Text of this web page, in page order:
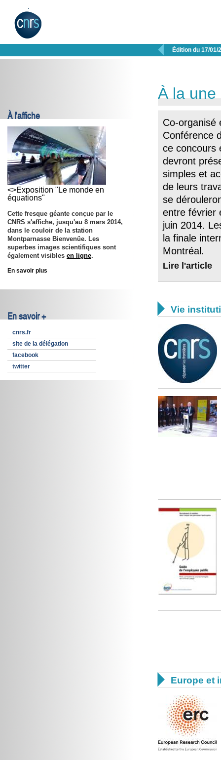
 Édition du 17/01/
À l'affiche
<>Exposition "Le monde en
équations"
Cette fresque géante conçue par le
CNRS s'affiche, jusqu'au 8 mars 2014,
dans le couloir de la station
Montparnasse Bienvenüe. Les
superbes images scientifiques sont
également visibles en ligne.
En savoir plus
En savoir +
cnrs.fr
site de la délégation
facebook
twitter
À la une
Co-organisé
Conférence
ce concours
devront
simples et
de leurs
se
entre février
juin 2014.
la finale
Montréal.
Lire l'article
 Vie
 Europe et